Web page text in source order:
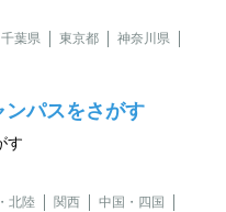
千葉県 東京都
神奈川県
パスをさがす
す
北陸 関西
中国・四国